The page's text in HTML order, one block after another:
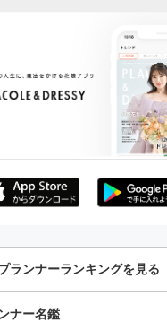
ランナーランキングを見る
ナー名鑑